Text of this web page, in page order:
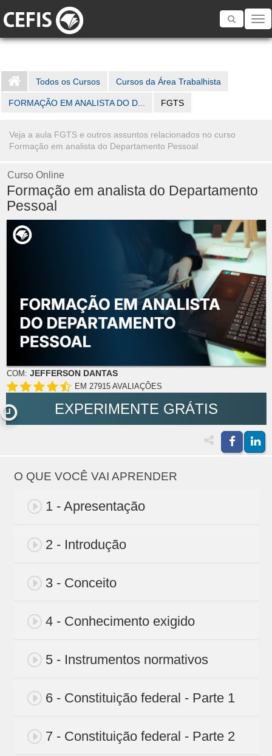
Toggle
Todos os Cursos Cursos da Área Trabalhista
FORMAÇÃO EM ANALISTA DO D... FGTS
Veja a aula FGTS e outros assuntos relacionados no curso
Formação em analista do Departamento Pessoal
Curso Online
Formação em analista do Departamento
Pessoal
COM: JEFFERSON DANTAS
EM 27915 AVALIAÇÕES
EXPERIMENTE GRÁTIS
O QUE VOCÊ VAI APRENDER
1 - Apresentação
2 - Introdução
3 - Conceito
4 - Conhecimento exigido
5 - Instrumentos normativos
6 - Constituição federal - Parte 1
7 - Constituição federal - Parte 2